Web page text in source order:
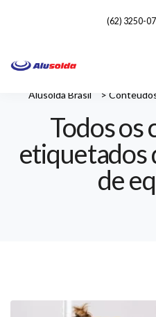
(62) 3250-
Alusolda Brasil >
Todos os
etiquetados
de